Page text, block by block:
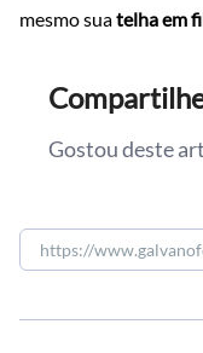
mesmo suatelha em
Gostou deste